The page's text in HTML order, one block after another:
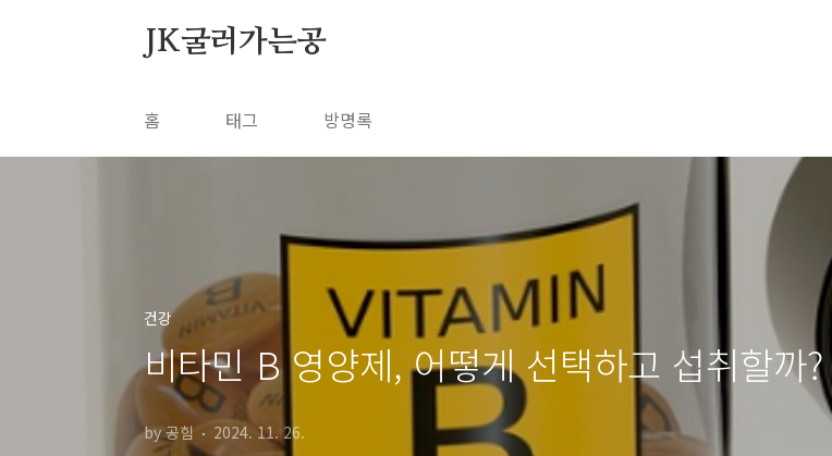
JK굴러가는공
홈 태그 방명록
건강
비타민 B 영양제, 어떻게 선택하고 섭취할까?
by 공힘 2024. 11. 26.